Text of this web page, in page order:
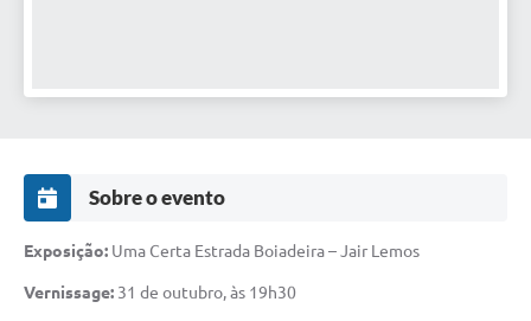
Sobre o evento
Exposição: Uma Certa Estrada Boiadeira – Jair Lemos
Vernissage: 31 de outubro, às 19h30